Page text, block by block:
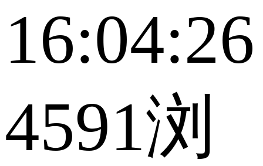
16:04:26
4591浏